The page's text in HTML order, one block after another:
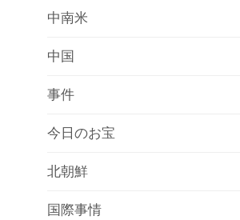
中南米
中国
事件
今日のお宝
北朝鮮
国際事情